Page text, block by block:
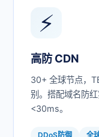
⚡
高防 CDN
30+ 全球节点，
别。搭配域名防
<30ms。
DDoS防御 全